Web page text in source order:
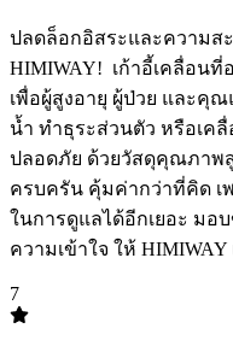
ปลดล็อกอิสระและความ
HIMIWAY! ️ เก้าอี้เคลื่อน
เพื่อผู้สูงอายุ ผู้ป่วย และคุ
น้ำ ทำธุระส่วนตัว หรือเค
ปลอดภัย ด้วยวัสดุคุณภาพ
ครบครัน คุ้มค่ากว่าที่คิด เ
ในการดูแลได้อีกเยอะ มอ
ความเข้าใจ ให้
7